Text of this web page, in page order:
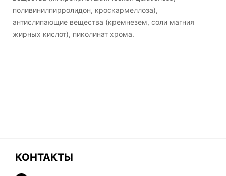
поливинилпирролидон, кроскармеллоза),
антислипающие вещества (кремнезем, соли магния
жирных кислот), пиколинат хрома.
КОНТАКТЫ